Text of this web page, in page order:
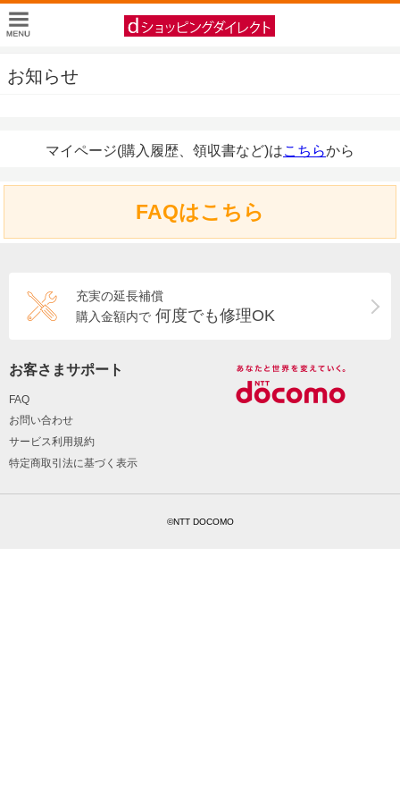
お知らせ
マイページ(購入履歴、領収書など)はこちらから
FAQはこちら
充実の延長補償
購入金額内で 何度でも修理OK
お客さまサポート
FAQ
お問い合わせ
サービス利用規約
特定商取引法に基づく表示
©NTT DOCOMO